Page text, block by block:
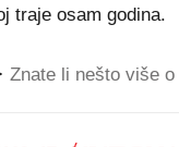
traje osam godina.
Znate li nešto više